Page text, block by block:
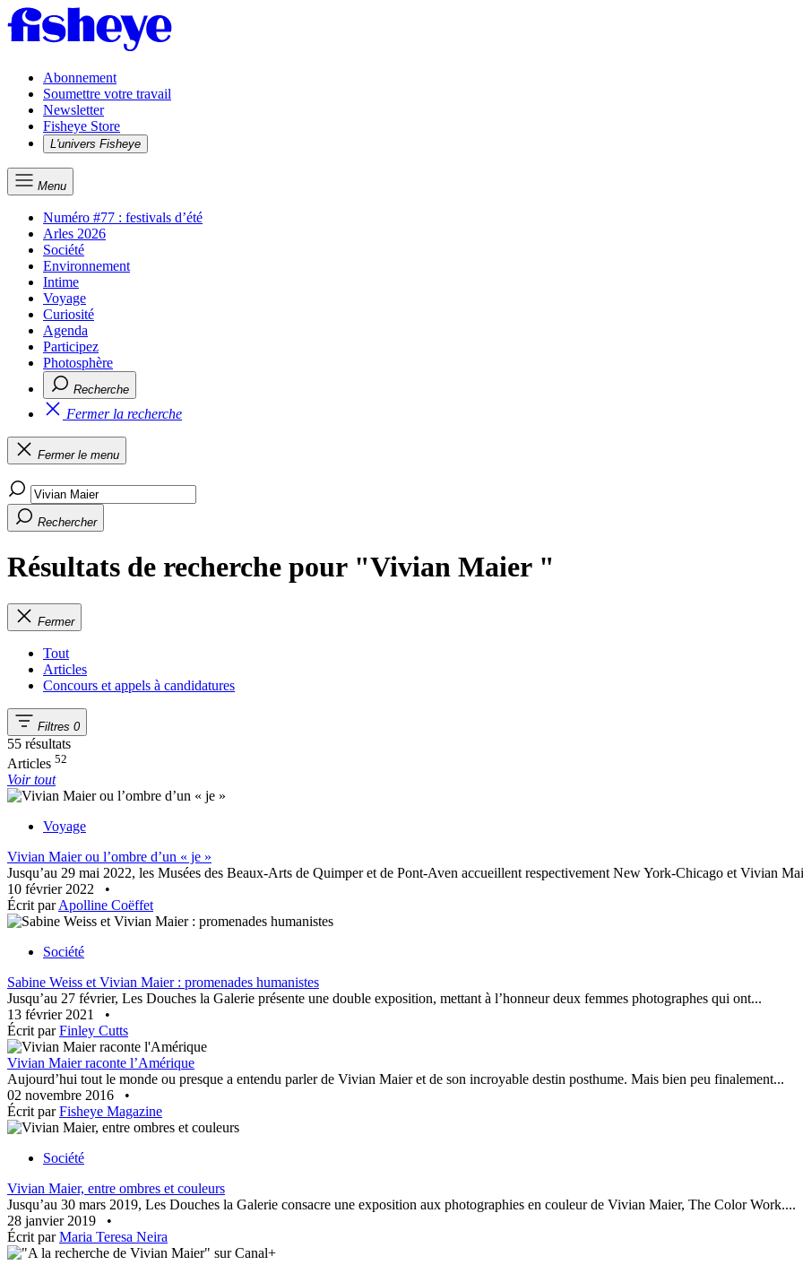
Abonnement
Soumettre votre travail
Newsletter
Fisheye Store
L'univers Fisheye
Menu
Numéro #77 : festivals d’été
Arles 2026
Société
Environnement
Intime
Voyage
Curiosité
Agenda
Participez
Photosphère
Recherche
Fermer la recherche
Fermer le menu
Rechercher
Résultats de recherche pour "Vivian Maier "
Fermer
Tout
Articles
Concours et appels à candidatures
Filtres 0
55 résultats
Articles 52
Voir tout
Voyage
Vivian Maier ou l’ombre d’un « je »
Jusqu’au 29 mai 2022, les Musées des Beaux-Arts de Quimper et de Pont-Aven accueillent respectivement New York-Chicago et Vivian
10 février 2022
•
Écrit parApolline Coëffet
Société
Sabine Weiss et Vivian Maier : promenades humanistes
Jusqu’au 27 février, Les Douches la Galerie présente une double exposition, mettant à l’honneur deux femmes photographes qui ont...
13 février 2021
•
Écrit parFinley Cutts
Vivian Maier raconte l’Amérique
Aujourd’hui tout le monde ou presque a entendu parler de Vivian Maier et de son incroyable destin posthume. Mais bien peu finalement...
02 novembre 2016
•
Écrit parFisheye Magazine
Société
Vivian Maier, entre ombres et couleurs
Jusqu’au 30 mars 2019, Les Douches la Galerie consacre une exposition aux photographies en couleur de Vivian Maier, The Color Work....
28 janvier 2019
•
Écrit parMaria Teresa Neira